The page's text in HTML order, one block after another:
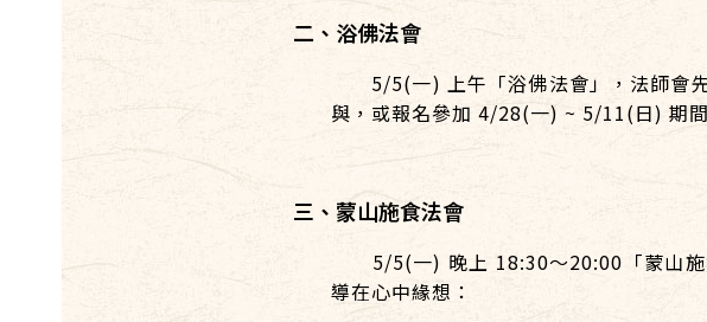
二、浴佛法會
5/5(一) 上午「浴佛法會」，法師會先
與，或報名參加 4/28(一) ~ 5/11(日) 期
三、蒙山施食法會
5/5(一) 晚上 18:30～20:00「蒙山施
導在心中緣想：